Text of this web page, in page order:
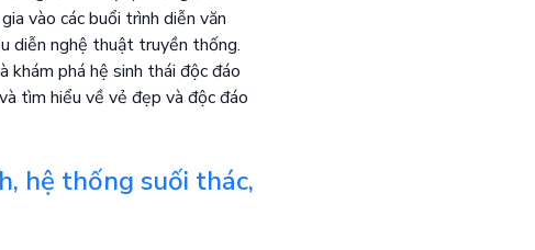
vào các buổi trình diễn văn
diễn nghệ thuật truyền thống.
phá hệ sinh thái độc đáo
tìm hiểu về vẻ đẹp và độc đáo
hệ thống suối thác,